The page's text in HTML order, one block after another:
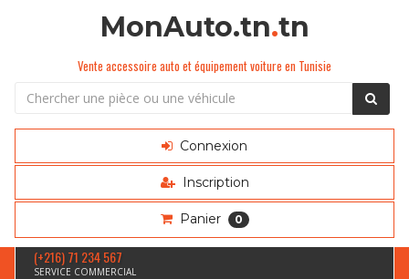
MonAuto.tn.tn
Vente accessoire auto et équipement voiture en Tunisie
Connexion
Inscription
Panier 0
(+216) 71 234 567
SERVICE COMMERCIAL